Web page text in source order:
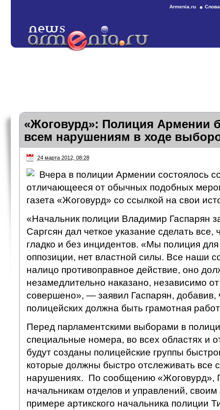
Armenia.ru
«Жоговурд»: Полиция Армении
всем нарушениям в ходе
24 марта 2012, 08:28
Вчера в полиции Армении состоялось
отличающееся от обычных подобных
газета «Жоговурд» со ссылкой на свои
«Начальник полиции Владимир Гаспарян
Саргсян дал четкое указание сделать
гладко и без инцидентов. «Мы полиция
оппозиции, нет властной силы. Все наши
налицо противоправное действие, оно
незамедлительно наказано, независимо
совершено», — заявил Гаспарян,
полицейских должна быть грамотная
Перед парламентскими выборами в
специальные номера, во всех областях и
будут созданы полицейские группы
которые должны быстро отслеживать все
нарушениях. По сообщению «Жоговурд»,
начальникам отделов и управлений,
примере артикского начальника полиции